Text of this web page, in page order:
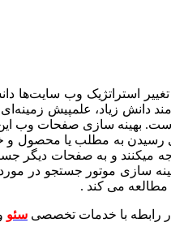
استراتژیک وب سایت‌ها
دانش زیاد، علمپیش
بهینه سازی صفحات وب
رسیدن به مطلب یا محصول و
میکنند و به صفحات دیگر
سازی موتور جستجو در
مطالعه می کند .
رابطه با خدمات تخصصی سئو